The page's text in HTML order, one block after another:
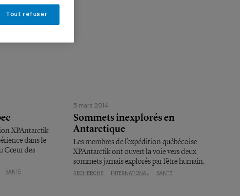
XPAntarctik
dans le
Cœur des
SANTÉ
5 mars 2014
Sommets inexplorés en
Antarctique
Les membres de l’expédition québécoise
XPAntarctik ont ouvert la voie vers deux
sommets jamais explorés par l’être humain.
RECHERCHE INTERNATIONAL SANTÉ
Tout refuser